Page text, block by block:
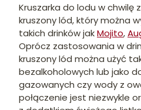
Kruszarka do lodu w chwilę
kruszony lód, który można
takich drinków jakMojito,
Oprócz zastosowania w
kruszony lód można użyć
bezalkoholowych lub jako
gazowanych czy wody z
połączenie jest niezwykle